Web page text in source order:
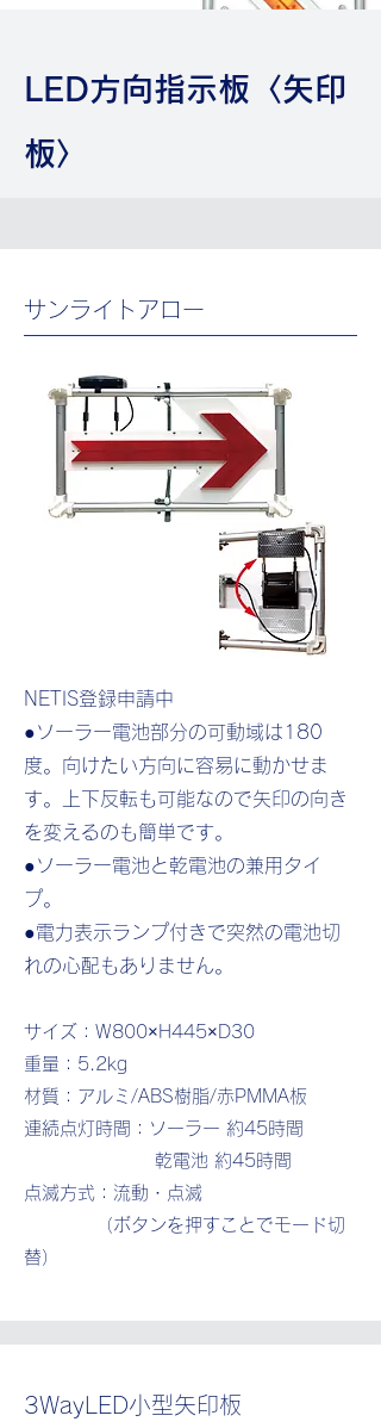
LED方向指示板〈矢印
板〉
サンライトアロー
NETIS登録申請中
●ソーラー電池部分の可動域は180
度。向けたい方向に容易に動かせま
す。
上下反転も可能なので矢印の向き
を変えるのも簡単です。
●ソーラー電池と乾電池の兼用タイ
プ。
●電力表示ランプ付きで突然の電池切
れの心配もありません。
サイズ：W800×H445×D30
重量：5.2kg
材質：アルミ/ABS樹脂/赤PMMA板
連続点灯時間：ソーラー 約45時間
乾電池 約45時間
点滅方式：流動・点滅
（ボタンを押すことでモード切
替）
3WayLED小型矢印板